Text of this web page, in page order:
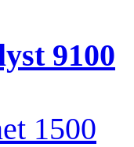
9100
1500